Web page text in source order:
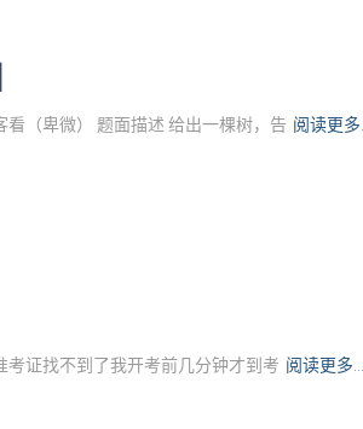
（卑微） 题面描述 给出一棵树，告 阅读更多…
考证找不到了我开考前几分钟才到考 阅读更多…